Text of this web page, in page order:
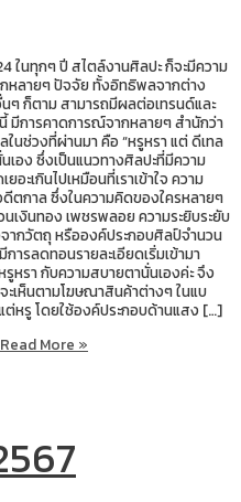
ในทุกๆ ปี สไตล์งานศิลปะ ก็จะมีความ
หลายๆ ปัจจัย ทั้งอิทธิพลจากต่าง
ๆ ก็ตาม สามารถมีผลต่อเทรนด์และ
มีการคาดการณ์จากหลายๆ สำนักว่า
นช่วงที่ผ่านมา คือ “หรูหรา แต่ ดีเทล
เอง ซึ่งเป็นแนวทางศิลปะที่มีความ
ะเกินไปเหมือนที่เราเข้าใจ ความ
ตกาล ซึ่งในความคิดของใครหลายๆ
เงินทอง เพชรพลอย ความระยิบระยับ
ากวัตถุ หรือองค์ประกอบศิลป์จำนวน
รลดทอนรายละเอียดเริ่มเข้ามา
หรา กับความสบายตานั่นเองค่ะ จึง
ะเห็นตามโฆษณาสินค้าต่างๆ ในแบ
หรู โดยใช้องค์ประกอบด้านแสง […]
Read More »